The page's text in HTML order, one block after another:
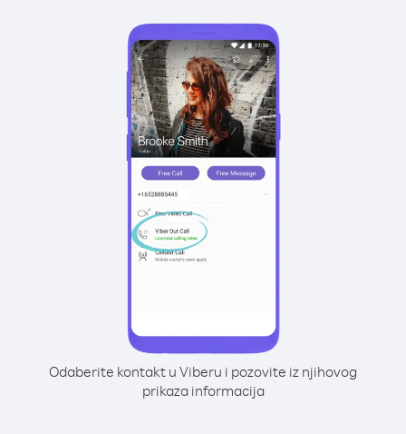
Odaberite kontakt u Viberu i pozovite iz njihovog
prikaza informacija